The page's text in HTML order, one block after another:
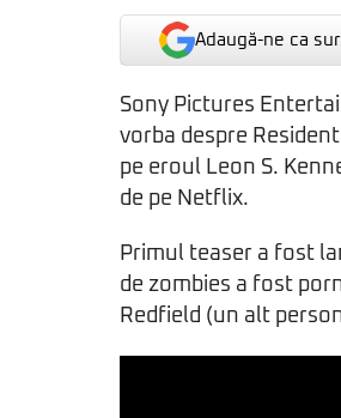
Adaugă-ne ca
Sony Pictures
vorba despre
pe eroul Leon S.
de pe Netflix.
Primul teaser a fost
de zombies a fost
Redfield (un alt